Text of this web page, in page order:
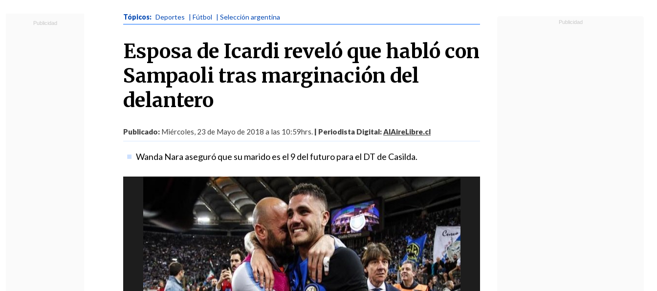
Tópicos: Deportes | Fútbol | Selección argentina
Esposa de Icardi reveló que habló con
Sampaoli tras marginación del
delantero
Publicado: Miércoles, 23 de Mayo de 2018 a las 10:59hrs. | Periodista Digital:AlAireLibre.cl
Wanda Nara aseguró que su marido es el 9 del futuro para el DT de Casilda.